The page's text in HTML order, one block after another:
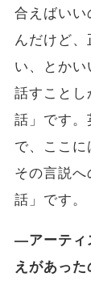
合えばいい
んだけど
い、とか
話すことし
話」です。
で、ここに
その言説
話」です。
―アーティ
えがあった